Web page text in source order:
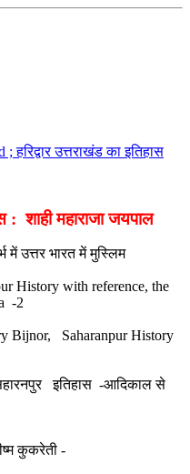
उत्तराखंड का इतिहास
: शाही महाराजा जयपाल
में उत्तर भारत में मुस्लिम
History with reference, the
-2
Bijnor, Saharanpur History
सहारनपुर इतिहास -आदिकाल से
कुकरेती -